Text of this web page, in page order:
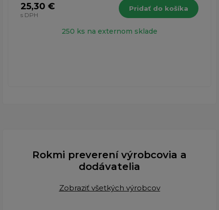
25,30 €
s DPH
Pridať do košíka
250 ks na externom sklade
Rokmi preverení výrobcovia a
dodávatelia
Zobraziť všetkých výrobcov